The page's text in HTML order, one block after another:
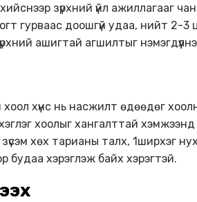
зүрхний үйл ажиллагааг
гурваас доошгүй удаа, нийт 2-3
ашигтай агшилтыг
хоол хүнс нь насжилт өдөөдөг
хоолыг хангалттай
хөх тарианы талх, 1ширхэг
хэрэглэж байх хэрэгтэй.